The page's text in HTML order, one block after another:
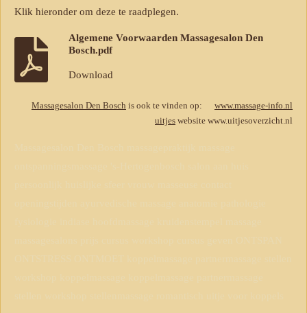
Klik hieronder om deze te raadplegen.
Algemene Voorwaarden Massagesalon Den
Bosch.pdf
Download
Massagesalon Den Bosch is ook te vinden op: www.massage-info.nl
uitjes website www.uitjesoverzicht.nl